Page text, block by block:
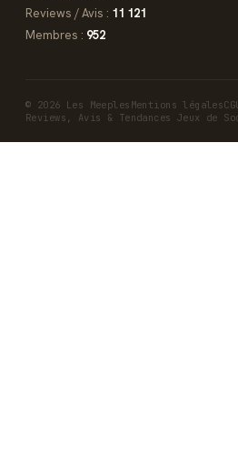
Reviews / Avis : 11 121
Membres : 952
© 2026 Les Meeples Mentions légales
Reviews, Avis & Tendances Jeux de